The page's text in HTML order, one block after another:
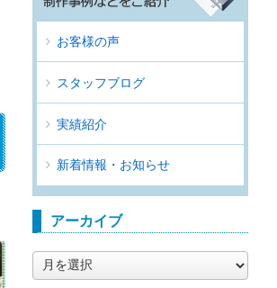
お客様の声
スタッフブログ
実績紹介
新着情報・お知らせ
アーカイブ
ー